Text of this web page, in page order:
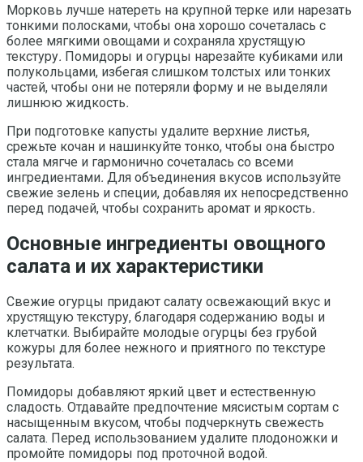
Морковь лучше натереть на крупной терке или нарезать
тонкими полосками, чтобы она хорошо сочеталась с
более мягкими овощами и сохраняла хрустящую
текстуру. Помидоры и огурцы нарезайте кубиками или
полукольцами, избегая слишком толстых или тонких
частей, чтобы они не потеряли форму и не выделяли
лишнюю жидкость.
При подготовке капусты удалите верхние листья,
срежьте кочан и нашинкуйте тонко, чтобы она быстро
стала мягче и гармонично сочеталась со всеми
ингредиентами. Для объединения вкусов используйте
свежие зелень и специи, добавляя их непосредственно
перед подачей, чтобы сохранить аромат и яркость.
Основные ингредиенты овощного
салата и их характеристики
Свежие огурцы придают салату освежающий вкус и
хрустящую текстуру, благодаря содержанию воды и
клетчатки. Выбирайте молодые огурцы без грубой
кожуры для более нежного и приятного по текстуре
результата.
Помидоры добавляют яркий цвет и естественную
сладость. Отдавайте предпочтение мясистым сортам с
насыщенным вкусом, чтобы подчеркнуть свежесть
салата. Перед использованием удалите плодоножки и
промойте помидоры под проточной водой.